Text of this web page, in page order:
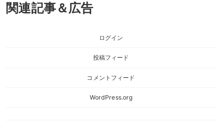
関連記事＆広告
ログイン
投稿フィード
コメントフィード
WordPress.org